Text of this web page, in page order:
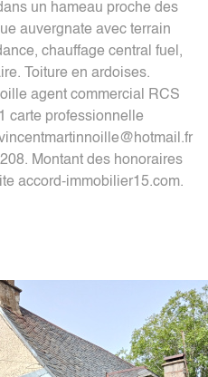
un hameau proche des
auvergnate avec terrain
chauffage central fuel,
Toiture en ardoises.
agent commercial RCS
carte professionnelle
Montant des honoraires
accord-immobilier15.com.